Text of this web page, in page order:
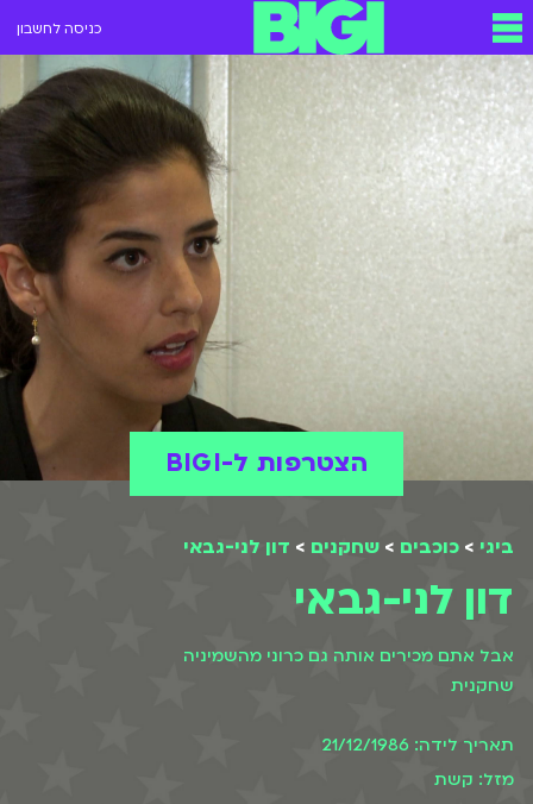
כניסה לחשבון
ביגי > כוכבים > שחקנים > דון לני-גבאי
דון לני-גבאי
אבל אתם מכירים אותה גם כרוני מהשמיניה
שחקנית
תאריך לידה: 21/12/1986
מזל: קשת
הצטרפות ל-BIGI